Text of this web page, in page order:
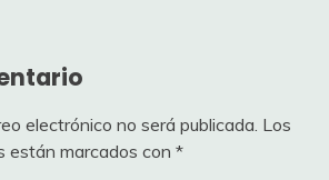
electrónico no será publicada. Los
están marcados con *